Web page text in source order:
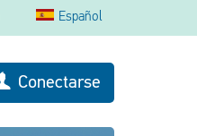
Español
Conectarse